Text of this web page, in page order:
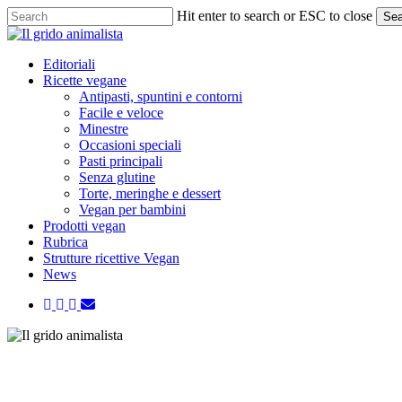
Skip
to
content
Hit enter to search or ESC to close
Close
Menu
Editoriali
Ricette vegane
Antipasti, spuntini e contorni
Facile e veloce
Minestre
Occasioni speciali
Pasti principali
Senza glutine
Torte, meringhe e dessert
Vegan per bambini
Prodotti vegan
Rubrica
Strutture ricettive Vegan
News
twitter
facebook
instagram
email